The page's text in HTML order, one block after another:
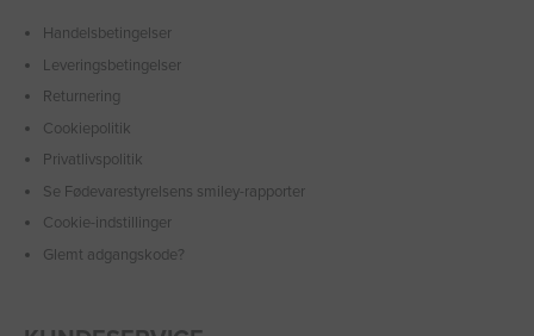
Handelsbetingelser
Leveringsbetingelser
Returnering
Cookiepolitik
Privatlivspolitik
Se Fødevarestyrelsens smiley-rapporter
Cookie-indstillinger
Glemt adgangskode?